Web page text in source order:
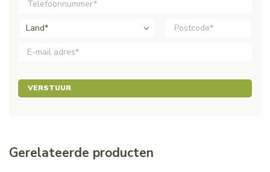
Land*
VERSTUUR
Gerelateerde producten